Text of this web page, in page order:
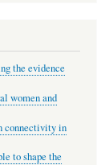
the evidence
women and
connectivity in
to shape the